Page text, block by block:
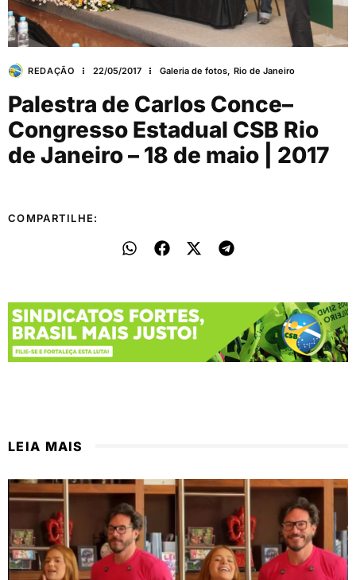
REDAÇÃO 22/05/2017 Galeria de fotos, Rio de Janeiro
Palestra de Carlos Conce–
Congresso Estadual CSB Rio
de Janeiro – 18 de maio | 2017
COMPARTILHE:
LEIA MAIS